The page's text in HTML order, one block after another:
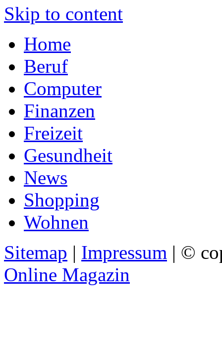
Skip to content
Home
Beruf
Computer
Finanzen
Freizeit
Gesundheit
News
Shopping
Wohnen
Sitemap | Impressum | ©
Online Magazin